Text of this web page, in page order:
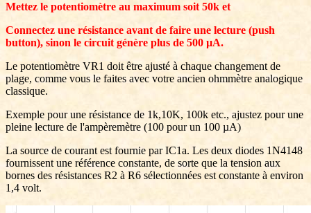
Mettez le potentiomètre au maximum soit 50k et
Connectez une résistance avant de faire une lecture (push
button), sinon le circuit génère plus de 500 µA.
Le potentiomètre VR1 doit être ajusté à chaque changement de
plage, comme vous le faites avec votre ancien ohmmètre analogique
classique.
Exemple pour une résistance de 1k,10K, 100k etc., ajustez pour une
pleine lecture de l'ampèremètre (100 pour un 100 µA)
La source de courant est fournie par IC1a. Les deux diodes 1N4148
fournissent une référence constante, de sorte que la tension aux
bornes des résistances R2 à R6 sélectionnées est constante à environ
1,4 volt.